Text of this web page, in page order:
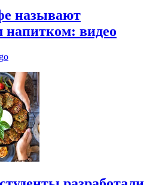
называют
напитком: видео